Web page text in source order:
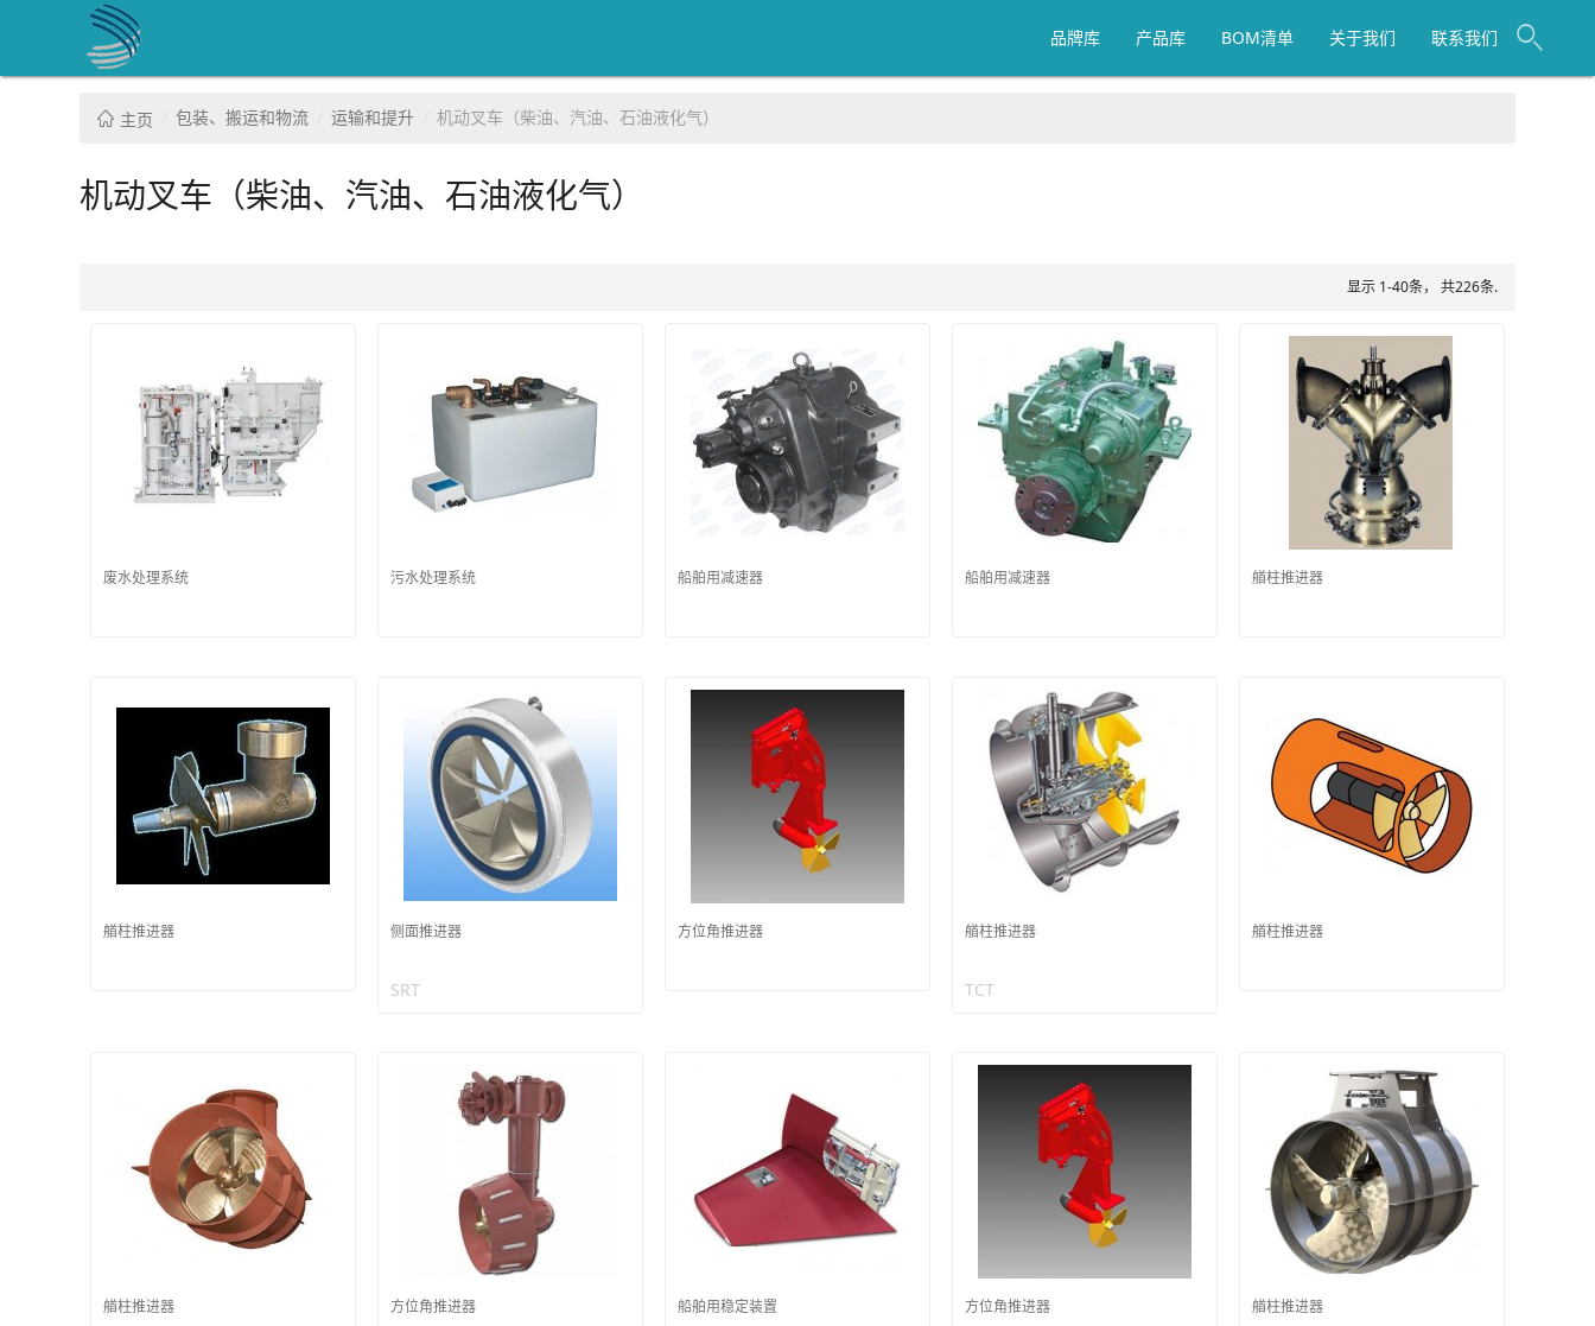
品牌库 产品库 BOM清单 关于我们 联系我们
主页 包装、搬运和物流 运输和提升 机动叉车（柴油、汽油、石油液化气）
机动叉车（柴油、汽油、石油液化气）
显示 1-40条， 共226条.
废水处理系统 污水处理系统 船舶用减速器 船舶用减速器 艏柱推进器
艏柱推进器 侧面推进器
SRT
方位角推进器 艏柱推进器
TCT
艏柱推进器
艏柱推进器 方位角推进器 船舶用稳定装置 方位角推进器 艏柱推进器